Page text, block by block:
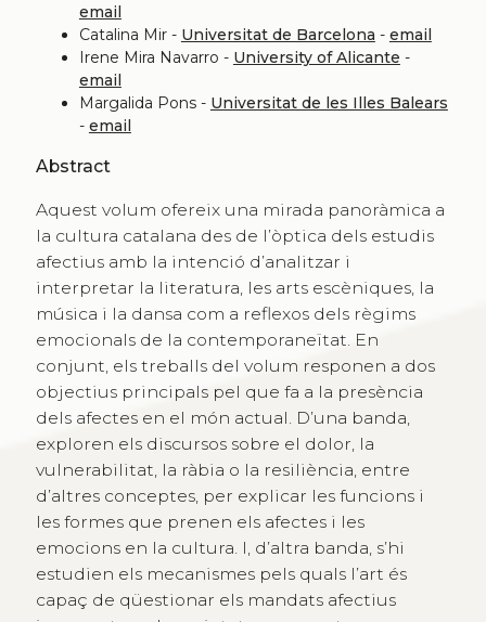
email
Catalina Mir - Universitat de Barcelona - email
Irene Mira Navarro - University of Alicante -
email
Margalida Pons - Universitat de les Illes Balears
- email
Abstract
Aquest volum ofereix una mirada panoràmica a
la cultura catalana des de l’òptica dels estudis
afectius amb la intenció d’analitzar i
interpretar la literatura, les arts escèniques, la
música i la dansa com a reflexos dels règims
emocionals de la contemporaneïtat. En
conjunt, els treballs del volum responen a dos
objectius principals pel que fa a la presència
dels afectes en el món actual. D’una banda,
exploren els discursos sobre el dolor, la
vulnerabilitat, la ràbia o la resiliència, entre
d’altres conceptes, per explicar les funcions i
les formes que prenen els afectes i les
emocions en la cultura. I, d’altra banda, s’hi
estudien els mecanismes pels quals l’art és
capaç de qüestionar els mandats afectius